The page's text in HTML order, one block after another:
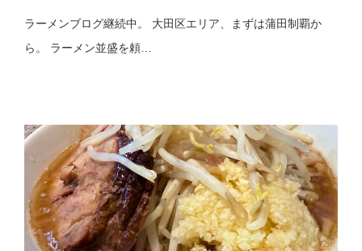
ラーメンブログ継続中。 大田区エリア、まずは蒲田制覇か
ら。 ラーメン並盛を頼…